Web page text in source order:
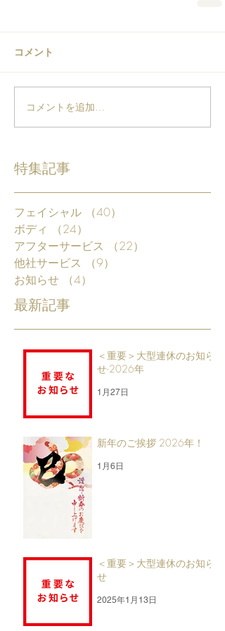
コメント
コメントを追加…
特集記事
フェイシャル （40）
ボディ
（24）
アフターサービス
（22）
他社サービス
（9）
お知らせ
（4）
最新記事
＜重要＞大型連休のお知ら
せ-2026年
1月27日
新年のご挨拶 2026年！
1月6日
＜重要＞大型連休のお知ら
せ
2025年1月13日